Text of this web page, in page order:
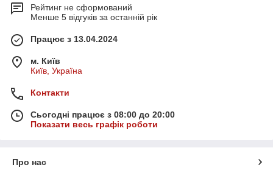
Рейтинг не сформований
Менше 5 відгуків за останній рік
Працює з 13.04.2024
м. Київ
Київ, Україна
Контакти
Сьогодні працює з 08:00 до 20:00
Показати весь графік роботи
Про нас